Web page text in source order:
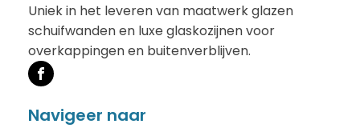
Uniek in het leveren van maatwerk glazen
schuifwanden en luxe glaskozijnen voor
overkappingen en buitenverblijven.
Navigeer naar